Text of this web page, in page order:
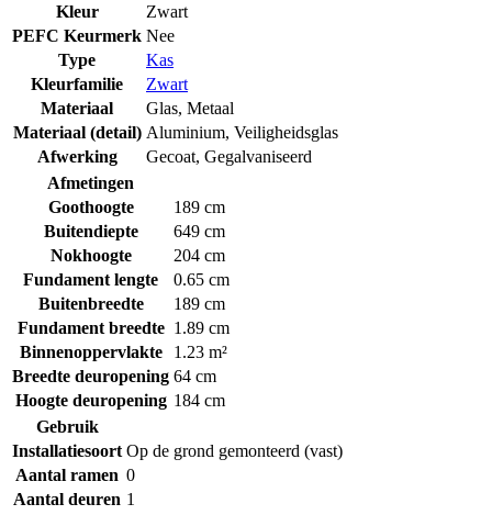
Kleur
Zwart
PEFC Keurmerk Nee
Type
Kas
Kleurfamilie
Zwart
Materiaal
Glas, Metaal
Materiaal (detail) Aluminium, Veiligheidsglas
Afwerking
Gecoat, Gegalvaniseerd
Afmetingen
Goothoogte
189 cm
Buitendiepte
649 cm
Nokhoogte
204 cm
Fundament lengte
0.65 cm
Buitenbreedte
189 cm
Fundament breedte 1.89 cm
Binnenoppervlakte
1.23 m²
Breedte deuropening 64 cm
Hoogte deuropening 184 cm
Gebruik
Installatiesoort Op de grond gemonteerd (vast)
Aantal ramen 0
Aantal deuren 1